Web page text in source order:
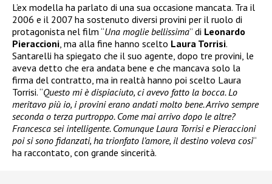
L’ex modella ha parlato di una sua occasione mancata. Tra il
2006 e il 2007 ha sostenuto diversi provini per il ruolo di
protagonista nel film “Una moglie bellissima” di Leonardo
Pieraccioni , ma alla fine hanno scelto Laura Torrisi.
Santarelli ha spiegato che il suo agente, dopo tre provini, le
aveva detto che era andata bene e che mancava solo la
firma del contratto, ma in realtà hanno poi scelto Laura
Torrisi. “Questo mi è dispiaciuto, ci avevo fatto la bocca. Lo
meritavo più io, i provini erano andati molto bene. Arrivo sempre
seconda o terza purtroppo. Come mai arrivo dopo le altre?
Francesca sei intelligente. Comunque Laura Torrisi e Pieraccioni
poi si sono fidanzati, ha trionfato l’amore, il destino voleva così“
ha raccontato, con grande sincerità.